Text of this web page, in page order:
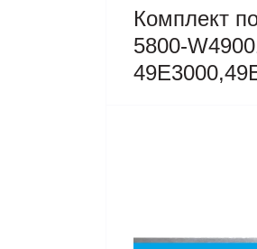
Комплект
5800-